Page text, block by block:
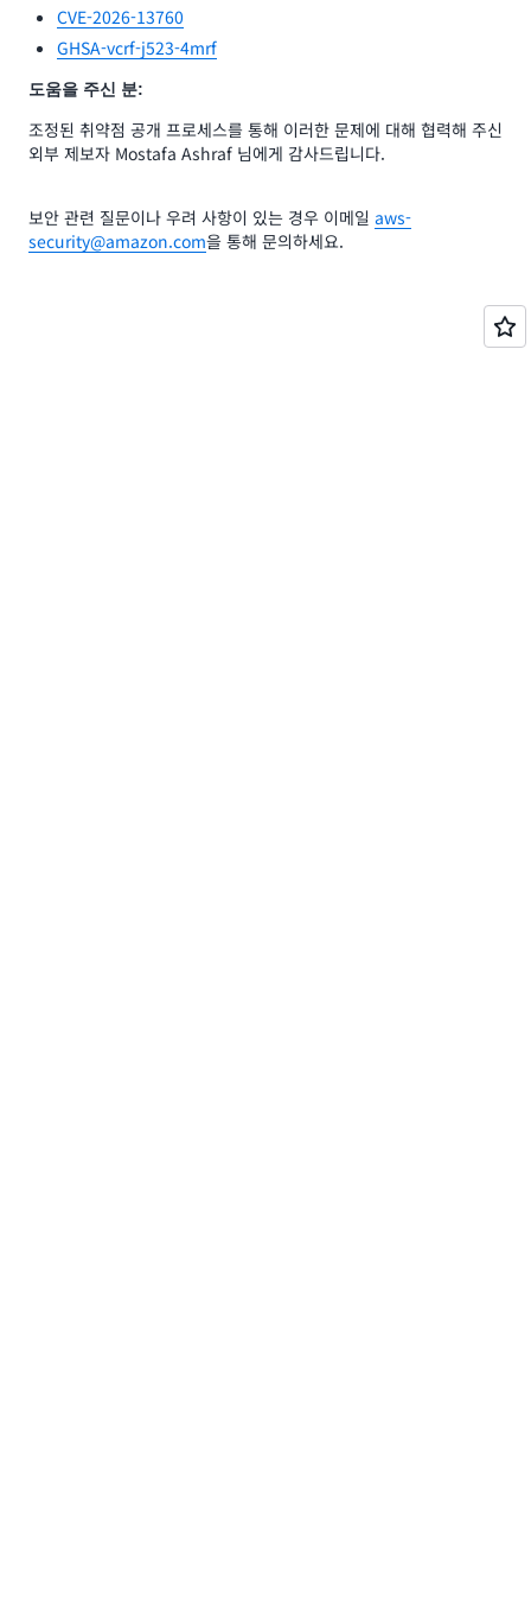
CVE-2026-13760
GHSA-vcrf-j523-4mrf
도움을 주신 분:
조정된 취약점 공개 프로세스를 통해 이러한 문제에 대해 협력해 주신
외부 제보자 Mostafa Ashraf 님에게 감사드립니다.
보안 관련 질문이나 우려 사항이 있는 경우 이메일 aws-
security@amazon.com을 통해 문의하세요.